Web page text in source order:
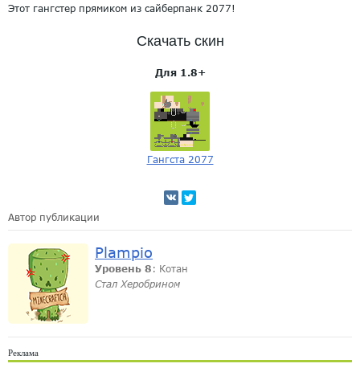
Этот гангстер прямиком из сайберпанк 2077!
Скачать скин
Для 1.8+
Гангста 2077
Автор публикации
Plampio
Уровень 8 : Котан
Стал Херобрином
Реклама